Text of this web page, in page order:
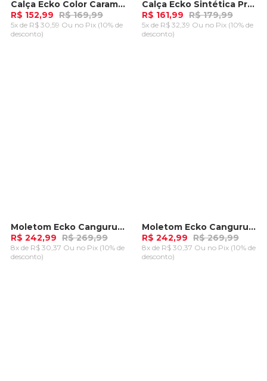
-10%Calça Ecko Color Caramelo
R$ 152,99 R$ 169,99
5x de R$ 30,59 Ou no Pix (10% de
desconto)
- 10%Calça Ecko Sintética Preta
R$ 161,99 R$ 179,99
5x de R$ 32,39 Ou no Pix (10% de
desconto)
-10%Moletom Ecko Canguru Aberto Preto
R$ 242,99 R$ 269,99
8x de R$ 30,37 Ou no Pix (10% de
desconto)
-10%Moletom Ecko Canguru Aberto Cinza Mescla
R$ 242,99 R$ 269,99
8x de R$ 30,37 Ou no Pix (10% de
desconto)